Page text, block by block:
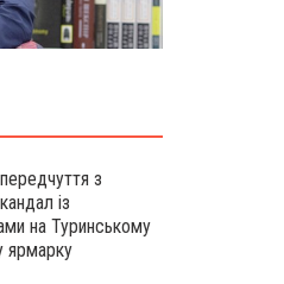
з
із
на Туринському
ярмарку